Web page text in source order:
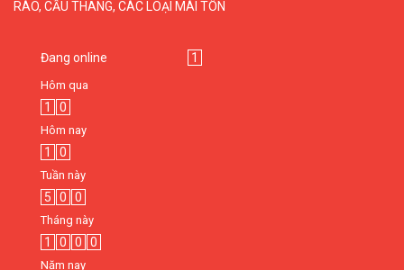
RÀO, CẦU THANG, CÁC LOẠI MÁI TÔN
Đang online 1
Hôm qua
1 0
Hôm nay
1 0
Tuần này
5 0 0
Tháng này
1 0 0 0
Năm nay